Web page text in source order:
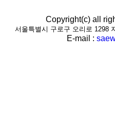
Copyright(c) all
서울특별시 구로구 오리로 1298
E-mail :